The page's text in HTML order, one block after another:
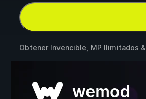
Obtener Invencible, MP Ilimitados &